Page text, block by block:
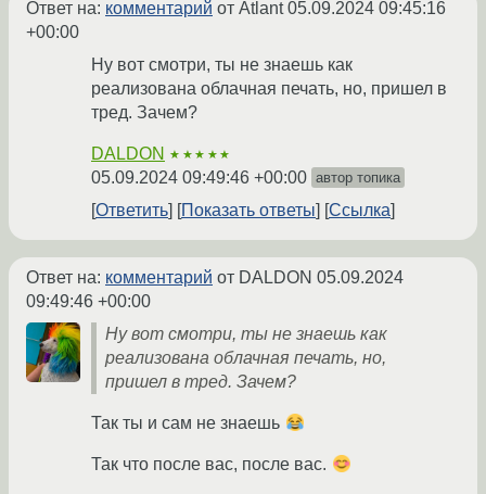
Ответ на: комментарий от Atlant05.09.2024 09:45:16
+00:00
Ну вот смотри, ты не знаешь как
реализована облачная печать, но, пришел в
тред. Зачем?
DALDON ★★★★★
05.09.2024 09:49:46 +00:00 автор топика
Ответить Показать ответы Ссылка
Ответ на: комментарий от DALDON 05.09.2024
09:49:46 +00:00
Ну вот смотри, ты не знаешь как
реализована облачная печать, но,
пришел в тред. Зачем?
Так ты и сам не знаешь
Так что после вас, после вас.